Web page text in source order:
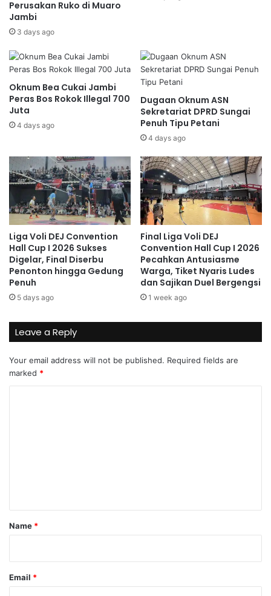
Perusakan Ruko di Muaro
Jambi
3 days ago
Oknum Bea Cukai Jambi
Peras Bos Rokok Illegal 700
Juta
4 days ago
Dugaan Oknum ASN
Sekretariat DPRD Sungai
Penuh Tipu Petani
4 days ago
Liga Voli DEJ Convention
Hall Cup I 2026 Sukses
Digelar, Final Diserbu
Penonton hingga Gedung
Penuh
5 days ago
Final Liga Voli DEJ
Convention Hall Cup I 2026
Pecahkan Antusiasme
Warga, Tiket Nyaris Ludes
dan Sajikan Duel Bergengsi
1 week ago
Leave a Reply
Your email address will not be published. Required fields are
marked *
*
Name *
Email *